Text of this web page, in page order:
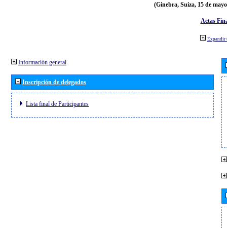
(Ginebra, Suiza, 15 de
Actas
Expandir
Información general
Inscripción de delegados
Lista final de Participantes